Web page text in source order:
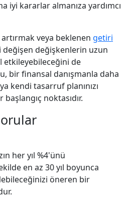
iyi kararlar almanıza yardımcı
artırmak veya beklenen getiri
değişen değişkenlerin uzun
etkileyebileceğini de
bir finansal danışmanla daha
kendi tasarruf planınızı
noktasıdır.
her yıl %4'ünü
en az 30 yıl boyunca
öneren bir